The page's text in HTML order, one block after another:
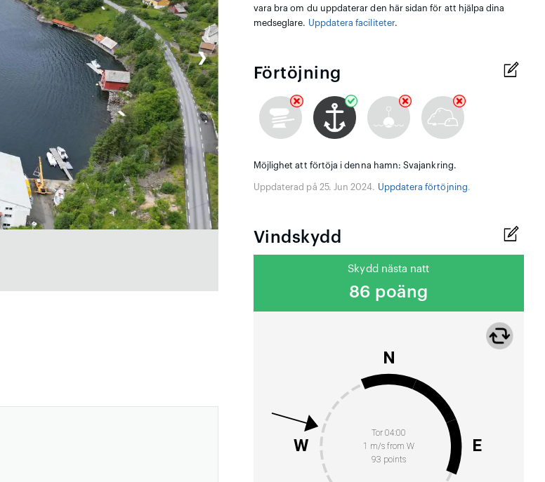
❯
vara bra om du uppdaterar den här sidan för att hjälpa dina
medseglare. Uppdatera faciliteter.
Förtöjning
Möjlighet att förtöja i denna hamn: Svajankring.
Uppdaterad på 25. Jun 2024. Uppdatera förtöjning.
Vindskydd
Skydd nästa natt
86 poäng
Tor 04:00
1 m/s from W
93 points
N
E
W